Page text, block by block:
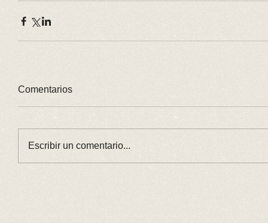
Comentarios
Escribir un comentario...